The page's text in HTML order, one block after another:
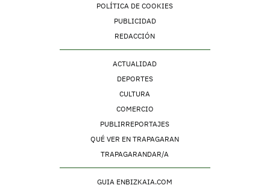
POLÍTICA DE COOKIES
PUBLICIDAD
REDACCIÓN
ACTUALIDAD
DEPORTES
CULTURA
COMERCIO
PUBLIRREPORTAJES
QUÉ VER EN TRAPAGARAN
TRAPAGARANDAR/A
GUIA ENBIZKAIA.COM